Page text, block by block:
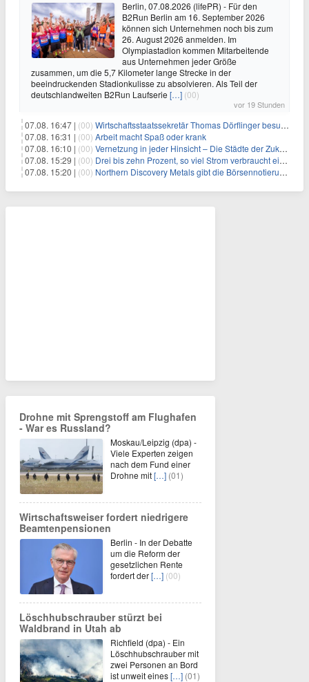
Berlin, 07.08.2026 (lifePR) - Für den
B2Run Berlin am 16. September 2026
können sich Unternehmen noch bis zum
26. August 2026 anmelden. Im
Olympiastadion kommen Mitarbeitende
aus Unternehmen jeder Größe
zusammen, um die 5,7 Kilometer lange Strecke in der
beeindruckenden Stadionkulisse zu absolvieren. Als Teil der
deutschlandweiten B2Run Laufserie […] (00)
vor 19 Stunden
07.08. 16:47 | (00) Wirtschaftsstaatssekretär Thomas Dörflinger besucht Handwerksbetrieb im Kammerbezirk Freiburg
07.08. 16:31 | (00) Arbeit macht Spaß oder krank
07.08. 16:10 | (00) Vernetzung in jeder Hinsicht – Die Städte der Zukunft sind grün-blau
07.08. 15:29 | (00) Drei bis zehn Prozent, so viel Strom verbraucht ein Aufzug im Gebäude
07.08. 15:20 | (00) Northern Discovery Metals gibt die Börsennotierung an der Frankfurter Wertpapierbörse bekannt
Drohne mit Sprengstoff am Flughafen
- War es Russland?
Moskau/Leipzig (dpa) -
Viele Experten zeigen
nach dem Fund einer
Drohne mit[…] (01)
Wirtschaftsweiser fordert niedrigere
Beamtenpensionen
Berlin - In der Debatte
um die Reform der
gesetzlichen Rente
fordert der[…] (00)
Löschhubschrauber stürzt bei
Waldbrand in Utah ab
Richfield (dpa) - Ein
Löschhubschrauber mit
zwei Personen an Bord
ist unweit eines[…] (01)